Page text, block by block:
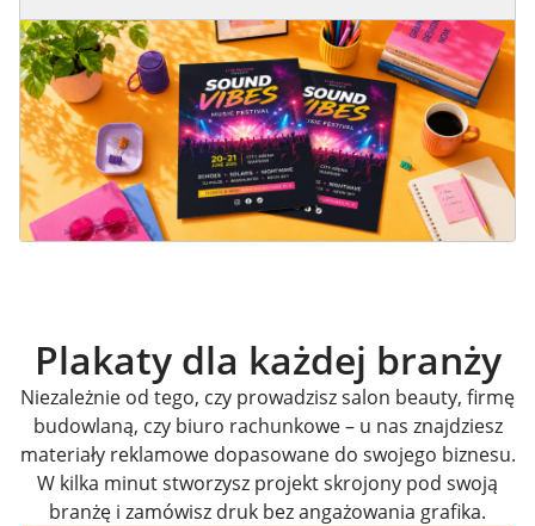
Plakaty dla każdej branży
Niezależnie od tego, czy prowadzisz salon beauty, firmę
budowlaną, czy biuro rachunkowe – u nas znajdziesz
materiały reklamowe dopasowane do swojego biznesu.
W kilka minut stworzysz projekt skrojony pod swoją
branżę i zamówisz druk bez angażowania grafika.